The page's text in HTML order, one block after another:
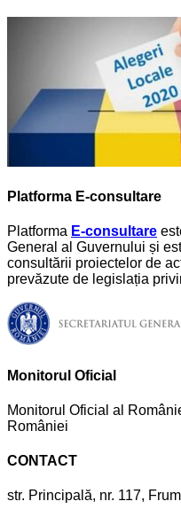
Platforma E-consultare
Platforma E-consultare
General al Guvernului și
consultării proiectelor de
prevăzute de legislația
Monitorul Oficial
Monitorul Oficial al
României
CONTACT
str. Principală, nr. 117,